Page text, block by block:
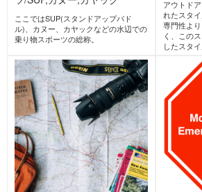
AlpineClimbingアルパインクラ
イミング
主たる目的がピークハント、つまり頂
切る登山のスタイル。
夏の3000m級の山域の岩稜登攀もこの
スタイルに入る。
グ
冬期に凍
ロープを
近年では
スタイル